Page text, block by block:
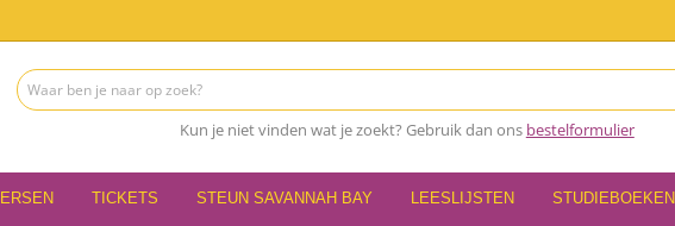
Kun je niet vinden wat je zoekt? Gebruik dan ons bestelformulier
TICKETS STEUN SAVANNAH BAY LEESLIJSTEN STUDIEBOEKEN